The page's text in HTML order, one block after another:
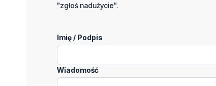
"zgłoś nadużycie".
Imię / Podpis
Wiadomość